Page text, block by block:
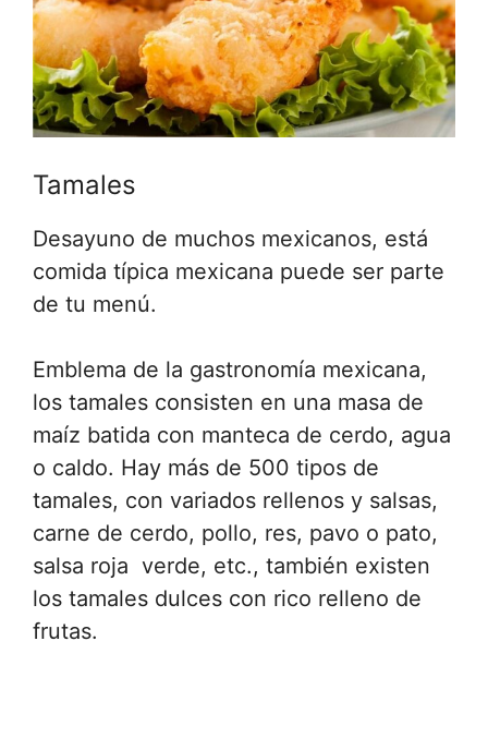
Tamales
Desayuno de muchos mexicanos, está
comida típica mexicana puede ser parte
de tu menú.
Emblema de la gastronomía mexicana,
los tamales consisten en una masa de
maíz batida con manteca de cerdo, agua
o caldo. Hay más de 500 tipos de
tamales, con variados rellenos y salsas,
carne de cerdo, pollo, res, pavo o pato,
salsa roja verde, etc., también existen
los tamales dulces con rico relleno de
frutas.